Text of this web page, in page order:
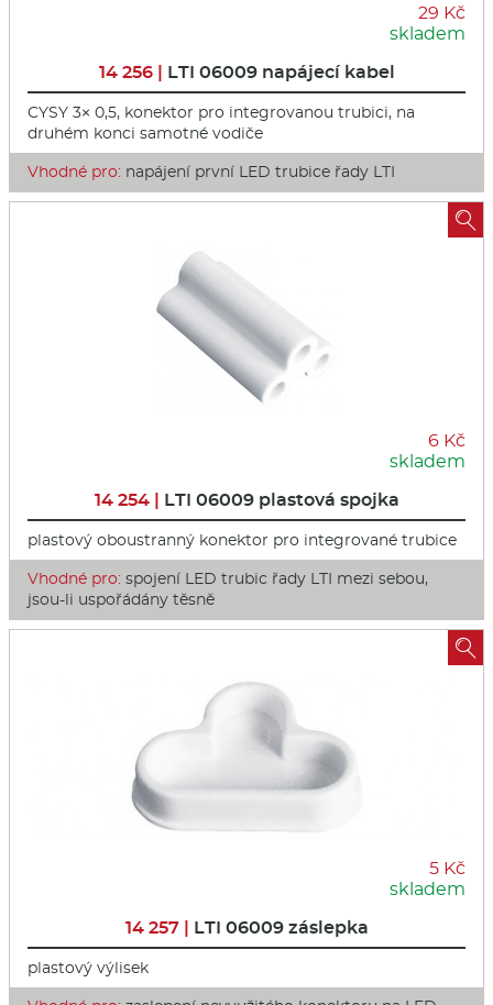
29 Kč
skladem
14 256 | LTI 06009 napájecí kabel
CYSY 3× 0,5, konektor pro integrovanou trubici, na
druhém konci samotné vodiče
Vhodné pro: napájení první LED trubice řady LTI
6 Kč
skladem
14 254 | LTI 06009 plastová spojka
plastový oboustranný konektor pro integrované trubice
Vhodné pro: spojení LED trubic řady LTI mezi sebou,
jsou-li uspořádány těsně

5 Kč
skladem
14 257 | LTI 06009 záslepka
plastový výlisek
